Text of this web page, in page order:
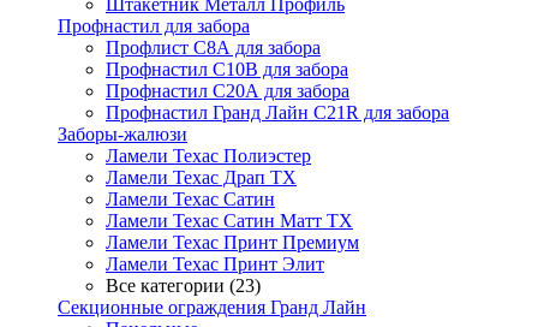
Штакетник Металл Профиль
Профнастил для забора
Профлист С8А для забора
Профнастил С10В для забора
Профнастил С20А для забора
Профнастил Гранд Лайн С21R для забора
Заборы-жалюзи
Ламели Техас Полиэстер
Ламели Техас Драп ТХ
Ламели Техас Сатин
Ламели Техас Сатин Матт ТХ
Ламели Техас Принт Премиум
Ламели Техас Принт Элит
Все категории (23)
Секционные ограждения Гранд Лайн